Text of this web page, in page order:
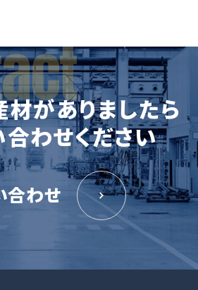
がありましたら
わせください
合わせ